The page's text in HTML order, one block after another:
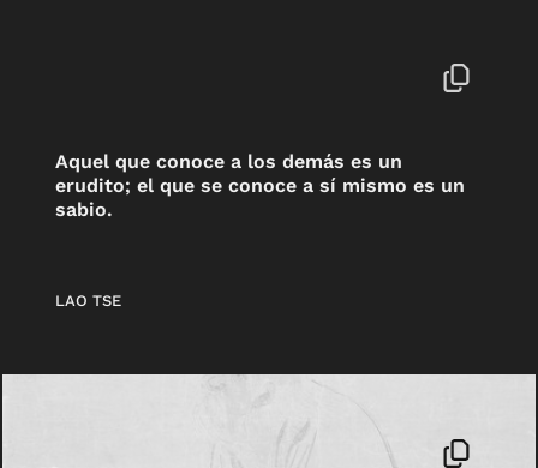
Aquel que conoce a los demás es un
erudito; el que se conoce a sí mismo es un
sabio.
LAO TSE